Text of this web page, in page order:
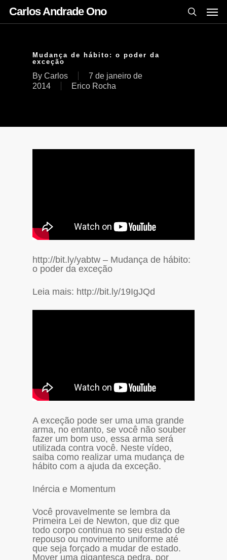
Carlos Andrade Ono
Mudança de hábito: o poder da
exceção
By Carlos
7 de janeiro de
2014
Erico Rocha
http://bit.ly/yabtw – Mudança de hábito:
o poder da exceção
Leia mais: http://bit.ly/19IgJQd
A exceção pode ser uma uma grande
arma, no entanto, se você não souber
fazer um bom uso, essa arma será
utilizada contra você. Neste vídeo,
saiba como realizar uma mudança de
hábito com a ajuda da exceção.
Inércia e Momentum
Você provavelmente se lembra da
Primeira Lei de Newton, que diz que
todo corpo continua no seu estado de
repouso ou movimento uniforme até
que seja forçado a mudar de estado.
Mover uma gigantesca pedra, por